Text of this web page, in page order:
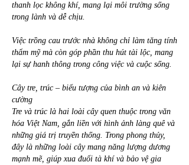
thanh lọc không khí, mang lại môi trường sống
trong lành và dễ chịu.
Việc trồng cau trước nhà không chỉ làm tăng tính
thẩm mỹ mà còn góp phần thu hút tài lộc, mang
lại sự hanh thông trong công việc và cuộc sống.
Cây tre, trúc – biểu tượng của bình an và kiên
cường
Tre và trúc là hai loài cây quen thuộc trong văn
hóa Việt Nam, gắn liền với hình ảnh làng quê và
những giá trị truyền thống. Trong phong thủy,
đây là những loài cây mang năng lượng dương
mạnh mẽ, giúp xua đuổi tà khí và bảo vệ gia